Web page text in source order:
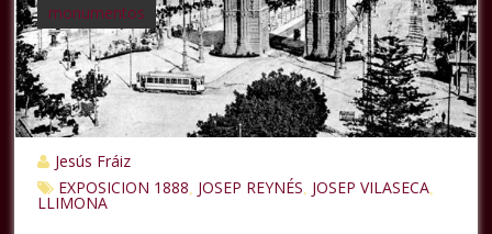
monumentos
Jesús Fráiz
EXPOSICION 1888 JOSEP REYNÉS JOSEP VILASECA
LLIMONA